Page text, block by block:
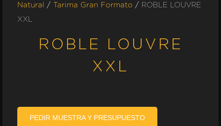
Natural
/ Tarima Gran Formato / ROBLE LOUVRE
XXL
ROBLE LOUVRE
XXL
PEDIR MUESTRA Y PRESUPUESTO